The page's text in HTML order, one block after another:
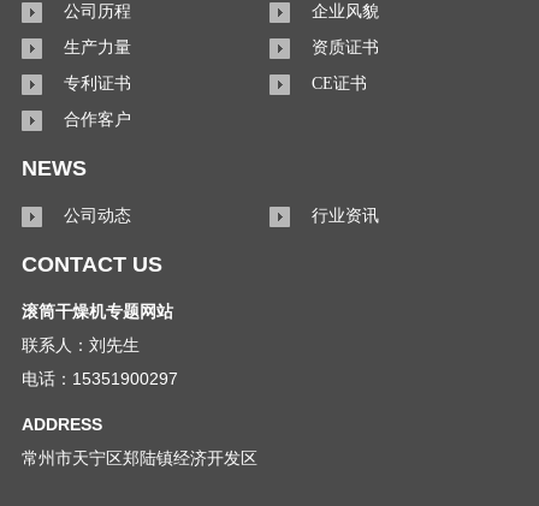
公司历程
企业风貌
生产力量
资质证书
专利证书
CE证书
合作客户
NEWS
公司动态 行业资讯
CONTACT US
滚筒干燥机专题网站
联系人：刘先生
电话：15351900297
ADDRESS
常州市天宁区郑陆镇经济开发区